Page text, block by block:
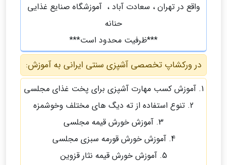
واقع در تهران ، سعادت آباد ، آموزشگاه صنایع غذایی
حنانه
***ظرفیت محدود است***
در ورکشاپ تخصصی آشپزی سنتی ایرانی به آموزش:
1. آموزش کسب مهارت آشپزی برای پخت غذای مجلسی
2. تنوع استفاده از ته دیگ های مختلف وخوشمزه
3. آموزش خورش قیمه مجلسی
4. آموزش خورش قورمه سبزی مجلسی
5. آموزش خورش قیمه نثار قزوین